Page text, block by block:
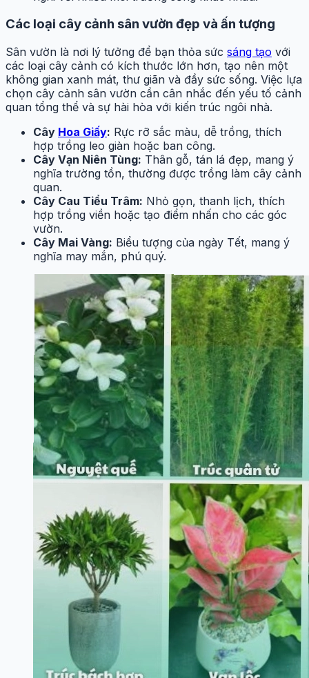
Các loại cây cảnh sân vườn đẹp và ấn tượng
Sân vườn là nơi lý tưởng để bạn thỏa sức sáng tạo với
các loại cây cảnh có kích thước lớn hơn, tạo nên một
không gian xanh mát, thư giãn và đầy sức sống. Việc lựa
chọn cây cảnh sân vườn cần cân nhắc đến yếu tố cảnh
quan tổng thể và sự hài hòa với kiến trúc ngôi nhà.
Cây Hoa Giấy: Rực rỡ sắc màu, dễ trồng, thích
hợp trồng leo giàn hoặc ban công.
Cây Vạn Niên Tùng: Thân gỗ, tán lá đẹp, mang ý
nghĩa trường tồn, thường được trồng làm cây cảnh
quan.
Cây Cau Tiểu Trâm: Nhỏ gọn, thanh lịch, thích
hợp trồng viền hoặc tạo điểm nhấn cho các góc
vườn.
Cây Mai Vàng: Biểu tượng của ngày Tết, mang ý
nghĩa may mắn, phú quý.